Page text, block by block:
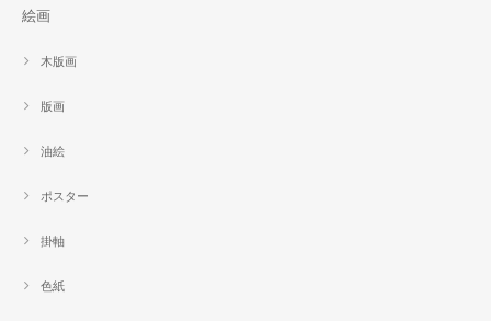
絵画
木版画
版画
油絵
ポスター
掛軸
色紙